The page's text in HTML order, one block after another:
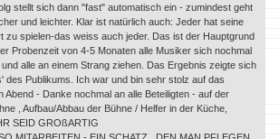
stellt sich dann "fast" automatisch ein - zumindest geht
und leichter. Klar ist natürlich auch: Jeder hat seine
zu spielen-das weiss auch jeder. Das ist der Hauptgrund
Probenzeit von 4-5 Monaten alle Musiker sich nochmal
alle an einem Strang ziehen. Das Ergebnis zeigte sich
des Publikums. Ich war und bin sehr stolz auf das
Abend - Danke nochmal an alle Beteiligten - auf der
, Aufbau/Abbau der Bühne / Helfer in der Küche,
SEID GROßARTIG